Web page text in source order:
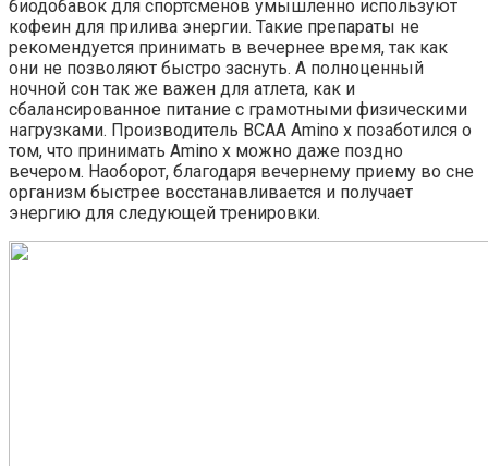
биодобавок для спортсменов умышленно используют
кофеин для прилива энергии. Такие препараты не
рекомендуется принимать в вечернее время, так как
они не позволяют быстро заснуть. А полноценный
ночной сон так же важен для атлета, как и
сбалансированное питание с грамотными физическими
нагрузками. Производитель BCAA Amino x позаботился о
том, что принимать Amino x можно даже поздно
вечером. Наоборот, благодаря вечернему приему во сне
организм быстрее восстанавливается и получает
энергию для следующей тренировки.